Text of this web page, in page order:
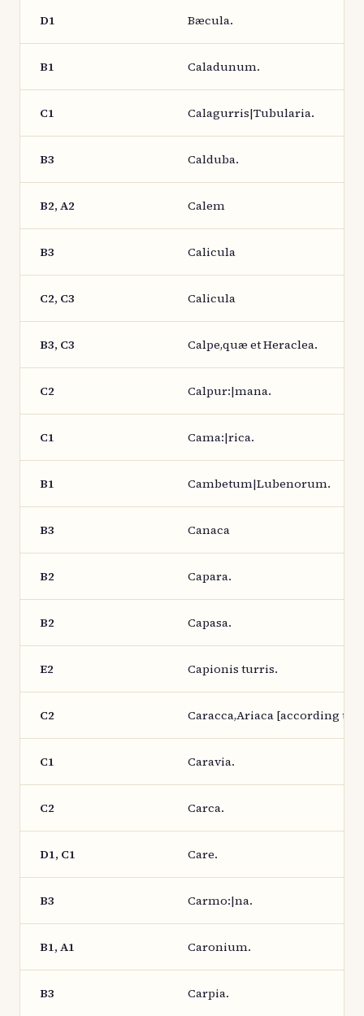
D1 Bæcula.
B1 Caladunum.
C1 Calagurris|Tubularia.
B3 Calduba.
B2, A2 Calem
B3 Calicula
C2, C3 Calicula
B3, C3 Calpe,quæ et Heraclea.
C2 Calpur:|mana.
C1 Cama:|rica.
B1 Cambetum|Lubenorum.
B3 Canaca
B2 Capara.
B2 Capasa.
E2 Capionis turris.
C2 Caracca,Ariaca [according to]
C1 Caravia.
C2 Carca.
D1, C1 Care.
B3 Carmo:|na.
B1, A1 Caronium.
B3 Carpia.